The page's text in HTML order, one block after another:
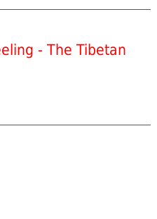
- The Tibetan